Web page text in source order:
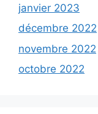
janvier 2023
décembre 2022
novembre 2022
octobre 2022